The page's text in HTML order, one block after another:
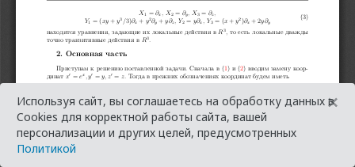
Используя сайт, вы соглашаетесь на обработку данных в
Cookies для корректной работы сайта, вашей
персонализации и других целей, предусмотренных
Политикой
×